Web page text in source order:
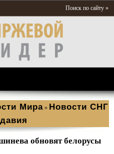
Поиск по сайту »
Мира » Новости СНГ
обновят белорусы